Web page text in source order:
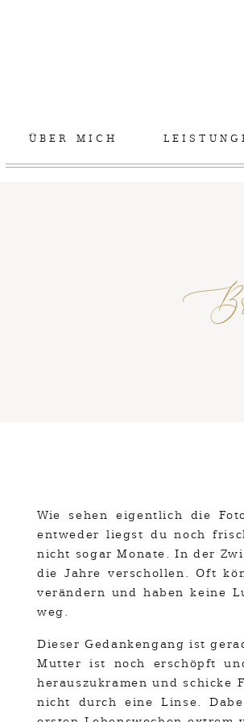
ÜBER MICH
Wie sehen eigentlich die
entweder liegst du noch
nicht sogar Monate. In der
die Jahre verschollen. Oft
verändern und haben keine
weg.
Dieser Gedankengang ist
Mutter ist noch erschöpft
herauszukramen und schicke
nicht durch eine Linse.